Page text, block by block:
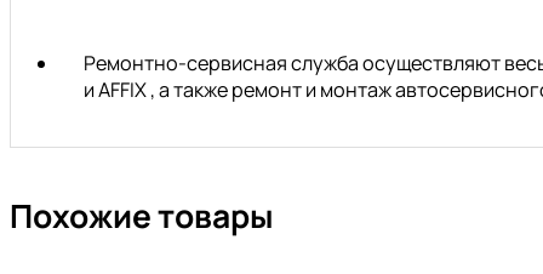
Ремонтно-сервисная служба осуществляют
и AFFIX , а также ремонт и монтаж
Похожие товары